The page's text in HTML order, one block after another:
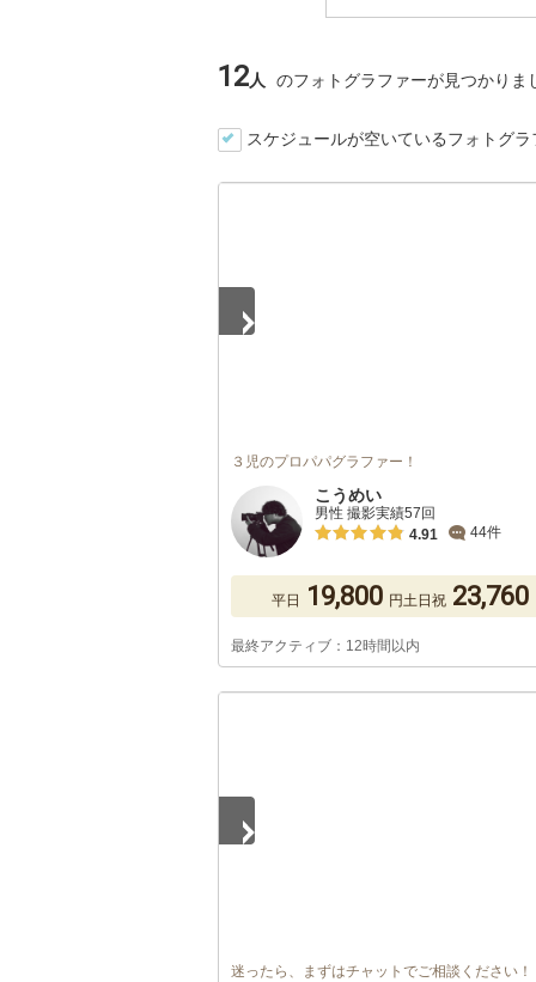
12人 のフォトグラファーが見つかりま
スケジュールが空いているフォトグ
３児のプロパパグラファー！
こうめい
男性 撮影実績57回
4.91
44件
平日 19,800 円土日祝 23,760
最終アクティブ：12時間以内
迷ったら、まずはチャットでご相談ください！